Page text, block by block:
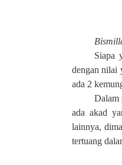
Siapa
dengan nilai
ada 2
Dalam
ada akad
lainnya,
tertuang